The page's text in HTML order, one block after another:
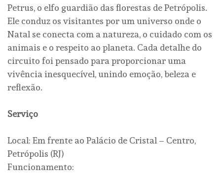
Petrus, o elfo guardião das florestas de Petrópolis.
Ele conduz os visitantes por um universo onde o
Natal se conecta com a natureza, o cuidado com os
animais e o respeito ao planeta. Cada detalhe do
circuito foi pensado para proporcionar uma
vivência inesquecível, unindo emoção, beleza e
reflexão.
Serviço
Local: Em frente ao Palácio de Cristal – Centro,
Petrópolis (RJ)
Funcionamento: